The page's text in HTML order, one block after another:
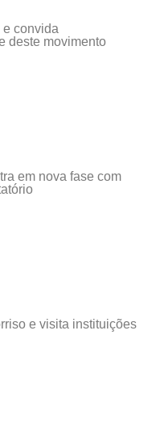
convida
deste movimento
em nova fase com
e visita instituições